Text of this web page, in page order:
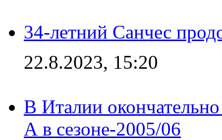
34-летний Санчес
22.8.2023, 15:20
В Италии
А в сезоне-2005/06